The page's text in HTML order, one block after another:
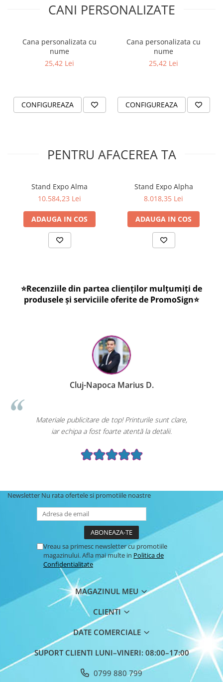
CANI PERSONALIZATE
Cana personalizata cu
nume
25,42 Lei
CONFIGUREAZA
Cana personalizata cu
nume
25,42 Lei
CONFIGUREAZA
PENTRU AFACEREA TA
Stand Expo Alma
10.584,23 Lei
ADAUGA IN COS
Stand Expo Alpha
8.018,35 Lei
ADAUGA IN COS
⭐Recenziile din partea clienților mulțumiți de
produsele și serviciile oferite de PromoSign⭐
Cluj-Napoca Marius D.
Materiale publicitare de top! Printurile sunt clare,
iar echipa a fost foarte atentă la detalii.
Newsletter Nu rata ofertele si promotiile noastre
Vreau sa primesc newsletter cu promotiile
magazinului. Afla mai multe in Politica de
Confidentialitate
MAGAZINUL MEU
CLIENTI
DATE COMERCIALE
SUPORT CLIENTI LUNI–VINERI: 08:00–17:00
0799 880 799